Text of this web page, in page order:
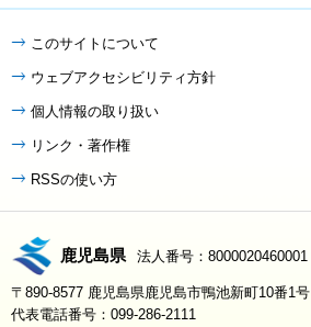
このサイトについて
ウェブアクセシビリティ方針
個人情報の取り扱い
リンク・著作権
RSSの使い方
鹿児島県 法人番号：8000020460001
〒890-8577 鹿児島県鹿児島市鴨池新町10番1号
代表電話番号：099-286-2111